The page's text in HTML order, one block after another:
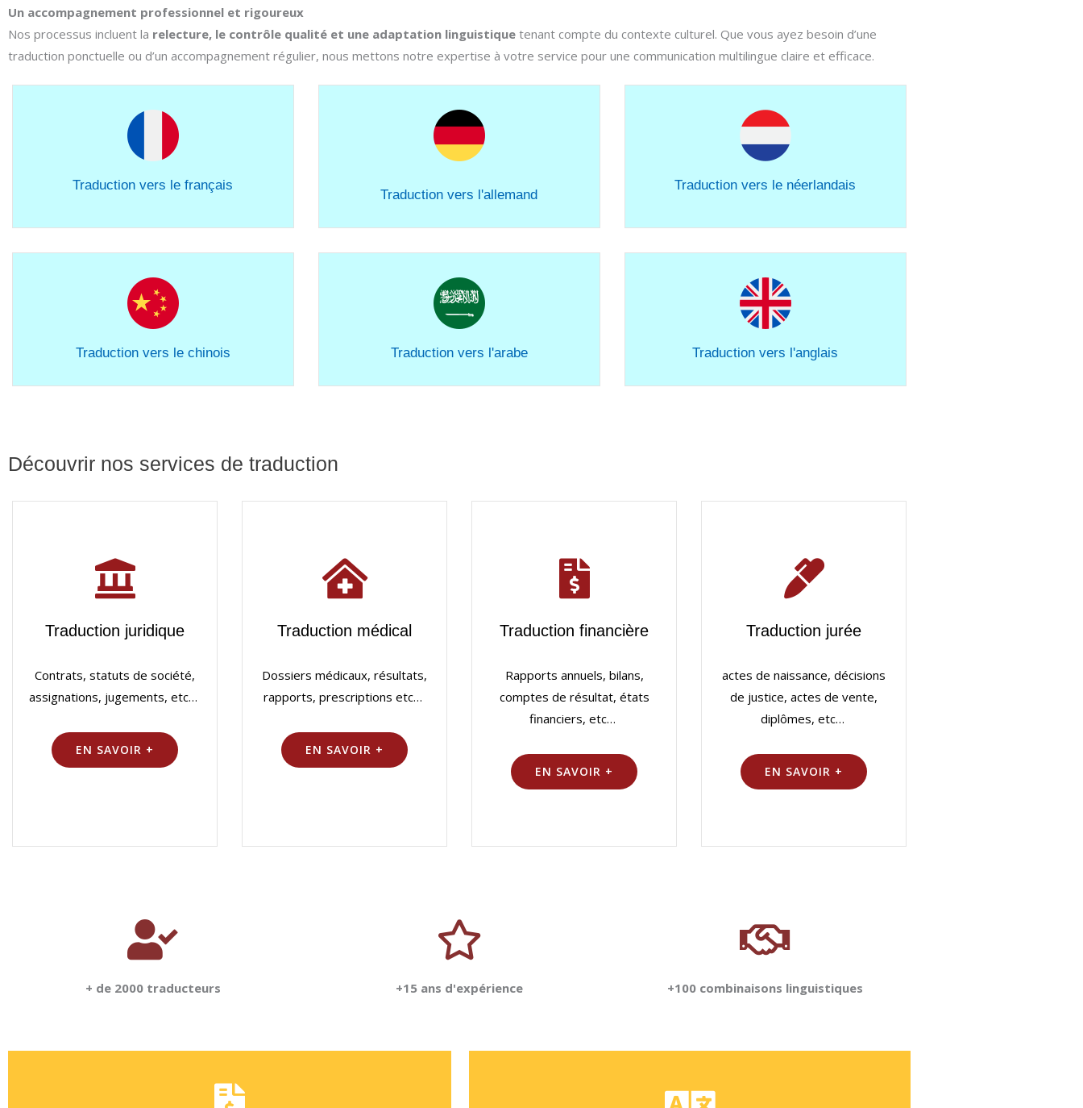
Un accompagnement professionnel et rigoureux
Nos processus incluent la relecture, le contrôle qualité et une adaptation linguistique tenant compte du contexte culturel. Que vous ayez besoin d’une
traduction ponctuelle ou d’un accompagnement régulier, nous mettons notre expertise à votre service pour une communication multilingue claire et efficace.
Traduction vers le français
Traduction vers l'allemand
Traduction vers le néerlandais
Traduction vers le chinois Traduction vers l'arabe Traduction vers l'anglais
Découvrir nos services de traduction
Traduction juridique
Contrats, statuts de société,
assignations, jugements, etc…
EN SAVOIR +
Traduction médical
Dossiers médicaux, résultats,
rapports, prescriptions etc…
EN SAVOIR +
Traduction financière
Rapports annuels, bilans,
comptes de résultat, états
financiers, etc…
EN SAVOIR +
Traduction jurée
actes de naissance, décisions
de justice, actes de vente,
diplômes, etc…
EN SAVOIR +
+ de 2000 traducteurs +15 ans d'expérience +100 combinaisons linguistiques